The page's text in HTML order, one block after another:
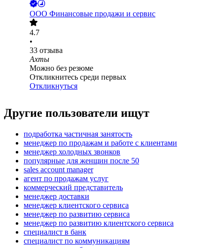
ООО Финансовые продажи и сервис
4.7
•
33 отзыва
Ахты
Можно без резюме
Откликнитесь среди первых
Откликнуться
Другие пользователи ищут
подработка частичная занятость
менеджер по продажам и работе с клиентами
менеджер холодных звонков
популярные для женщин после 50
sales account manager
агент по продажам услуг
коммерческий представитель
менеджер доставки
менеджер клиентского сервиса
менеджер по развитию сервиса
менеджер по развитию клиентского сервиса
специалист в банк
специалист по коммуникациям